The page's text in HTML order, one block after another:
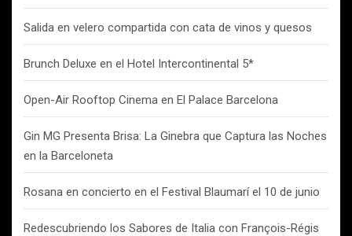
Salida en velero compartida con cata de vinos y quesos
Brunch Deluxe en el Hotel Intercontinental 5*
Open-Air Rooftop Cinema en El Palace Barcelona
Gin MG Presenta Brisa: La Ginebra que Captura las Noches
en la Barceloneta
Rosana en concierto en el Festival Blaumarí el 10 de junio
Redescubriendo los Sabores de Italia con François-Régis